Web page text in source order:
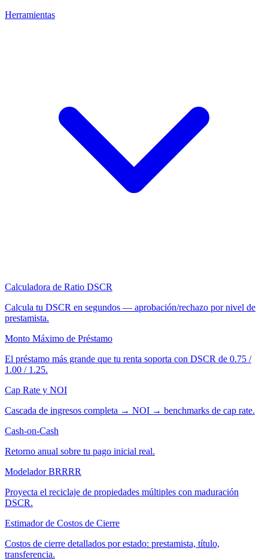
Herramientas
Calculadora de Ratio DSCR
Calcula tu DSCR en segundos — aprobación/rechazo por nivel de
prestamista.
Monto Máximo de Préstamo
El préstamo más grande que tu renta soporta con DSCR de 0.75 /
1.00 / 1.25.
Cap Rate y NOI
Cascada de ingresos completa → NOI → benchmarks de cap rate.
Cash-on-Cash
Retorno anual sobre tu pago inicial real.
Modelador BRRRR
Proyecta el reciclaje de propiedades múltiples con maduración
DSCR.
Estimador de Costos de Cierre
Costos de cierre detallados por estado: prestamista, título,
transferencia.